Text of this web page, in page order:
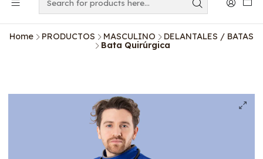
Home PRODUCTOS MASCULINO
DELANTALES / BATAS
Bata Quirúrgica